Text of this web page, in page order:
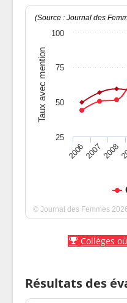
Taux avec mention
(Source : Journal des
200620072008
100
25
50
75
© Journal des Femmes
Collèges
Résultats des